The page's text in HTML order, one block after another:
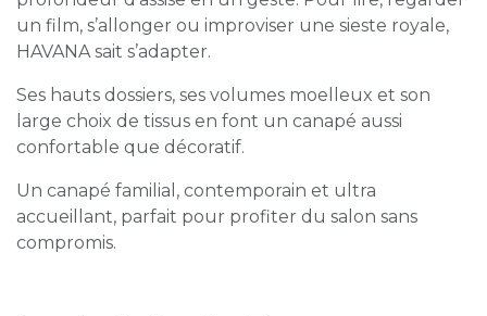
un film, s’allonger ou improviser une sieste royale,
HAVANA sait s’adapter.
Ses hauts dossiers, ses volumes moelleux et son
large choix de tissus en font un canapé aussi
confortable que décoratif.
Un canapé familial, contemporain et ultra
accueillant, parfait pour profiter du salon sans
compromis.